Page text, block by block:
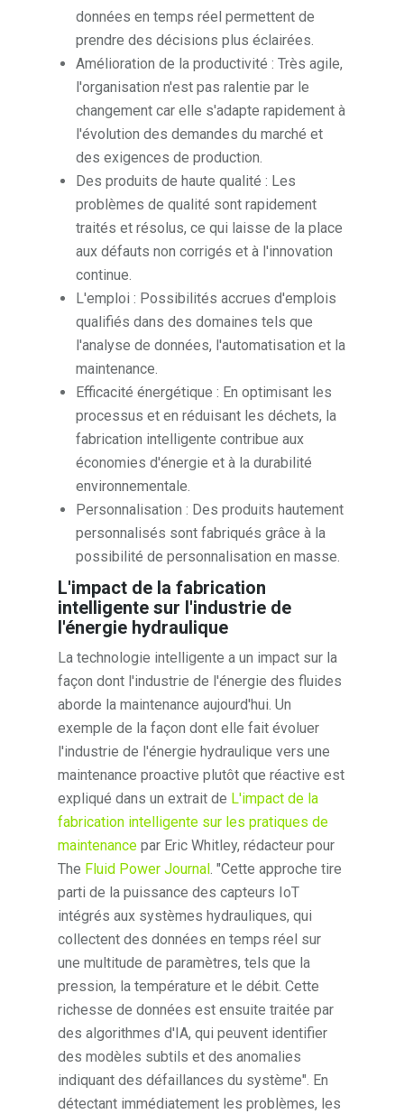
données en temps réel permettent de
prendre des décisions plus éclairées.
Amélioration de la productivité : Très agile,
l'organisation n'est pas ralentie par le
changement car elle s'adapte rapidement à
l'évolution des demandes du marché et
des exigences de production.
Des produits de haute qualité : Les
problèmes de qualité sont rapidement
traités et résolus, ce qui laisse de la place
aux défauts non corrigés et à l'innovation
continue.
L'emploi : Possibilités accrues d'emplois
qualifiés dans des domaines tels que
l'analyse de données, l'automatisation et la
maintenance.
Efficacité énergétique : En optimisant les
processus et en réduisant les déchets, la
fabrication intelligente contribue aux
économies d'énergie et à la durabilité
environnementale.
Personnalisation : Des produits hautement
personnalisés sont fabriqués grâce à la
possibilité de personnalisation en masse.
L'impact de la fabrication
intelligente sur l'industrie de
l'énergie hydraulique
La technologie intelligente a un impact sur la
façon dont l'industrie de l'énergie des fluides
aborde la maintenance aujourd'hui. Un
exemple de la façon dont elle fait évoluer
l'industrie de l'énergie hydraulique vers une
maintenance proactive plutôt que réactive est
expliqué dans un extrait de L'impact de la
fabrication intelligente sur les pratiques de
maintenance par Eric Whitley, rédacteur pour
The Fluid Power Journal. "Cette approche tire
parti de la puissance des capteurs IoT
intégrés aux systèmes hydrauliques, qui
collectent des données en temps réel sur
une multitude de paramètres, tels que la
pression, la température et le débit. Cette
richesse de données est ensuite traitée par
des algorithmes d'IA, qui peuvent identifier
des modèles subtils et des anomalies
indiquant des défaillances du système". En
détectant immédiatement les problèmes, les